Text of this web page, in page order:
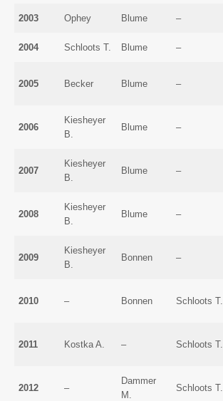
2003 Ophey Blume –
2004 Schloots T. Blume –
2005 Becker Blume –
2006
Kiesheyer
B.
Blume –
2007
Kiesheyer
B.
Blume –
2008
Kiesheyer
B.
Blume –
2009
Kiesheyer
B.
Bonnen –
2010 – Bonnen Schloots T.
2011 Kostka A. – Schloots T.
2012 –
Dammer
M.
Schloots T.